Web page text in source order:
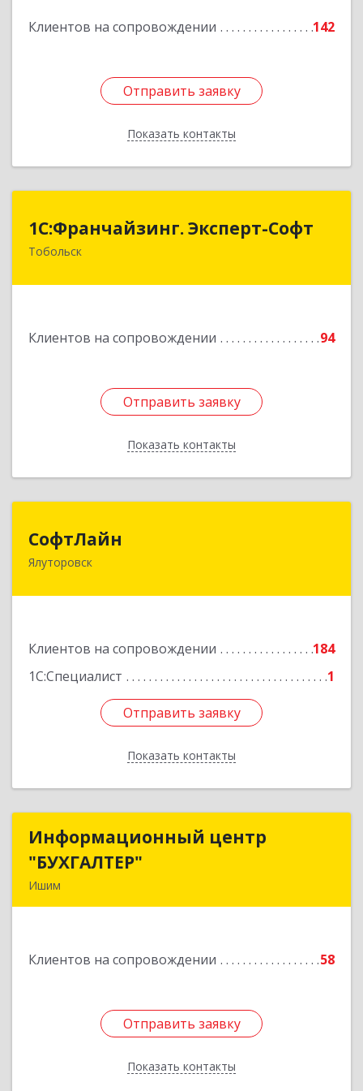
Клиентов на сопровождении 142
Отправить заявку
Показать контакты
Отправить заявку
Назад
1С:Франчайзинг. Эксперт-Софт
Тобольск
Клиентов на сопровождении 94
Отправить заявку
Показать контакты
1С:Франчайзинг. Эксперт-Софт
626150, Тюменская обл, Тобольск г, 7-й мкр,
Отправить заявку
Назад
СофтЛайн
Ялуторовск
Клиентов на сопровождении
184
1С:Специалист
1
Отправить заявку
Показать контакты
627010, Тюменская обл, Ялуторовский р-н,
Отправить заявку
Назад
Информационный центр
"БУХГАЛТЕР"
Ишим
Клиентов на сопровождении 58
Отправить заявку
Показать контакты
Информационный центр
Подробнее
Отправить заявку
Назад